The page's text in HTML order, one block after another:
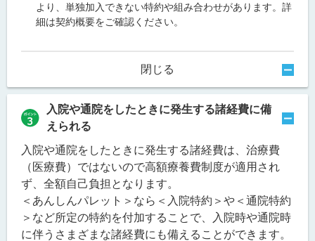
より、単独加入できない特約や組み合わせがあります。詳
細は契約概要をご確認ください。
閉じる
入院や通院をしたときに発生する諸経費に備
えられる
入院や通院をしたときに発生する諸経費は、治療費
（医療費）ではないので高額療養費制度が適用され
ず、全額自己負担となります。
＜あんしんパレット＞なら＜入院特約＞や＜通院特約
＞など所定の特約を付加することで、入院時や通院時
に伴うさまざまな諸経費にも備えることができます。